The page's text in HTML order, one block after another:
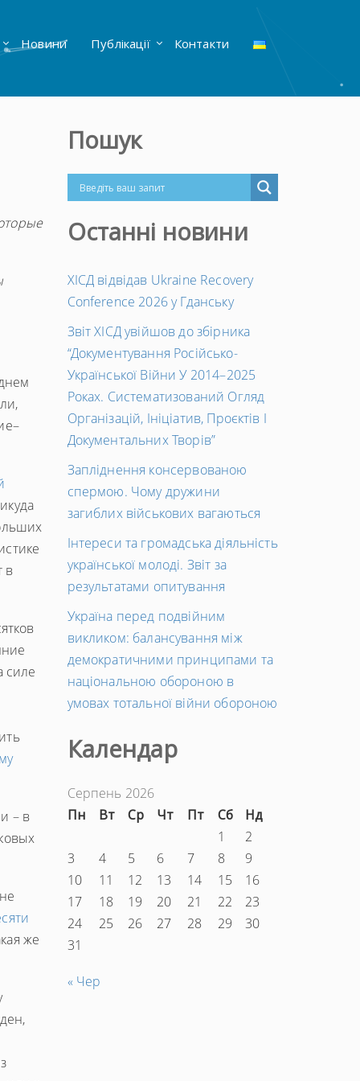
Новини Публікації Контакти
в
силе
– в
же
Пошук
Останні новини
ХІСД відвідав Ukraine Recovery
Conference 2026 у Гданську
Звіт ХІСД увійшов до збірника
“Документування Російсько-
Української Війни У 2014–2025
Роках. Систематизований Огляд
Організацій, Ініціатив, Проєктів І
Документальних Творів”
Запліднення консервованою
спермою. Чому дружини
загиблих військових вагаються
Інтереси та громадська діяльність
української молоді. Звіт за
результатами опитування
Україна перед подвійним
викликом: балансування між
демократичними принципами та
національною обороною в
умовах тотальної війни обороною
Календар
Серпень 2026
Пн
Вт Ср Чт Пт Сб
Нд
1
2
3
4 5 6 7 8
9
10
11 12 13 14 15
16
17
18 19 20 21 22
23
24
25 26 27 28 29
30
31
« Чер